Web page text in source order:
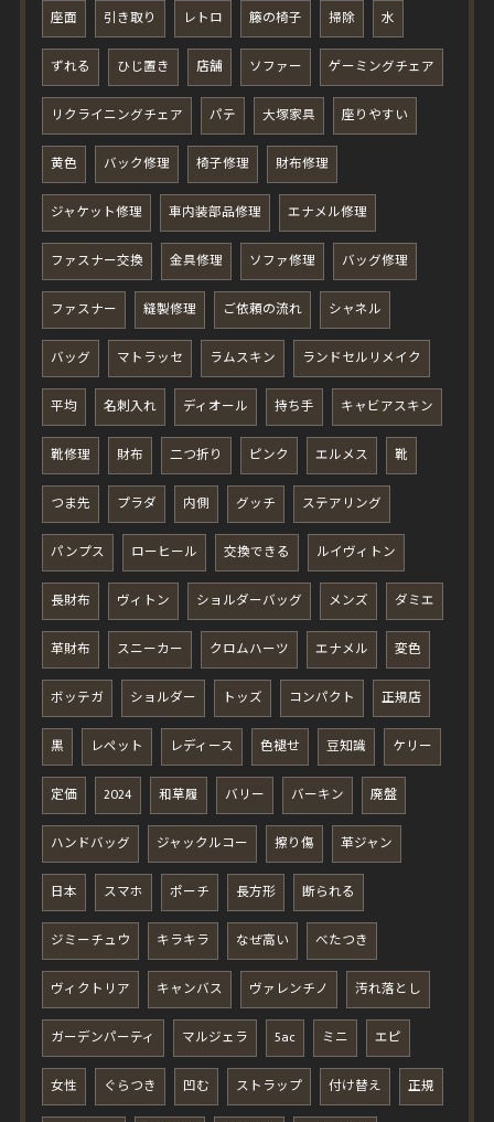
座面 引き取り レトロ 籐の椅子 掃除 水
ずれる ひじ置き 店舗 ソファー ゲーミングチェア
リクライニングチェア パテ 大塚家具 座りやすい
黄色 バック修理 椅子修理 財布修理
ジャケット修理 車内装部品修理 エナメル修理
ファスナー交換 金具修理 ソファ修理 バッグ修理
ファスナー 縫製修理 ご依頼の流れ シャネル
バッグ マトラッセ ラムスキン ランドセルリメイク
平均 名刺入れ ディオール 持ち手 キャビアスキン
靴修理 財布 二つ折り ピンク エルメス 靴
つま先 プラダ 内側 グッチ ステアリング
パンプス ローヒール 交換できる ルイヴィトン
長財布 ヴィトン ショルダーバッグ メンズ ダミエ
革財布 スニーカー クロムハーツ エナメル 変色
ボッテガ ショルダー トッズ コンパクト 正規店
黒 レペット レディース 色褪せ 豆知識 ケリー
定価 2024 和草履 バリー バーキン 廃盤
ハンドバッグ ジャックルコー 擦り傷 革ジャン
日本 スマホ ポーチ 長方形 断られる
ジミーチュウ キラキラ なぜ高い べたつき
ヴィクトリア キャンバス ヴァレンチノ 汚れ落とし
ガーデンパーティ マルジェラ 5ac ミニ エピ
女性 ぐらつき 凹む ストラップ 付け替え 正規